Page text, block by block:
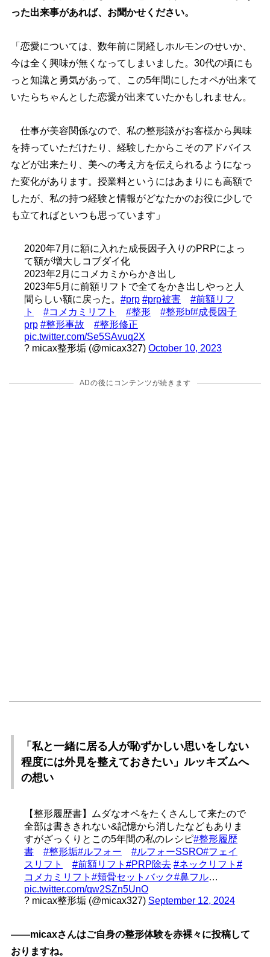
った出来事があれば、お聞かせください。
「恋愛については、数年前に閉経しホルモンのせいか、
今は全く興味が無くなってしまいました。30代の頃にも
っと知識と勇気があって、この5年間にしたオペが出来て
いたらちゃんとした恋愛が出来ていたかもしれません。
仕事が美容関係なので、私の整形談がお客様から興味
を持っていただけたり、経験したからこそのアドバイス
などが出来たり、美への考え方を伝えられるようになっ
た変化があります。授業料というにはあまりにも高額で
したが、私の持つ経験と情報がどなたかのお役に少しで
も立てればといつも思っています」
2020年7月に額に入れた成長因子入りのPRPによっ
て額が増大しコブダイ化
2023年2月にコメカミからかき出し
2023年5月に前額リフトで全てをかき出しやっと人
間らしい額に戻った。 #prp #prp被害
#前額リフ
ト
#コメカミリフト #整形 #整形bf#成長因子
prp #整形事故
#整形修正
pic.twitter.com/Se5SAvuq2X
? micax整形垢 (@micax327) October 10, 2023
ADの後にコンテンツが続きます
「私と一緒に居る人が恥ずかしい思いをしない
程度には外見を整えておきたい」ルッキズムへ
の想い
【整形履歴書】ムダなオペをたくさんして来たので
全部は書ききれない&記憶から消したなどもありま
すがざっくりとこの5年間の私のレシピ#整形履歴
書
#整形垢#ルフォー #ルフォーSSRO#フェイ
スリフト
#前額リフト #PRP除去 #ネックリフト #
コメカミリフト #頬骨セットバック#鼻フル…
pic.twitter.com/qw2SZn5UnO
? micax整形垢 (@micax327) September 12, 2024
――micaxさんはご自身の整形体験を赤裸々に投稿して
おりますね。